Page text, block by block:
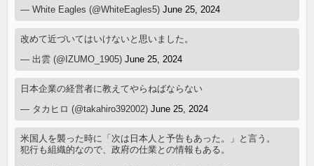
— White Eagles (@WhiteEagles5)June 25, 2024
改めて近づいてはいけないと思いました。
— 出雲 (@IZUMO_1905)June 25, 2024
日本企業の経営者に教えてやらねばならない
— タカヒロ (@takahiro392002)June 25, 2024
米国人を襲った時に「次は日本人と予告もあった。」と言う。
犯行も組織的なので、政府の仕業との情報もある。